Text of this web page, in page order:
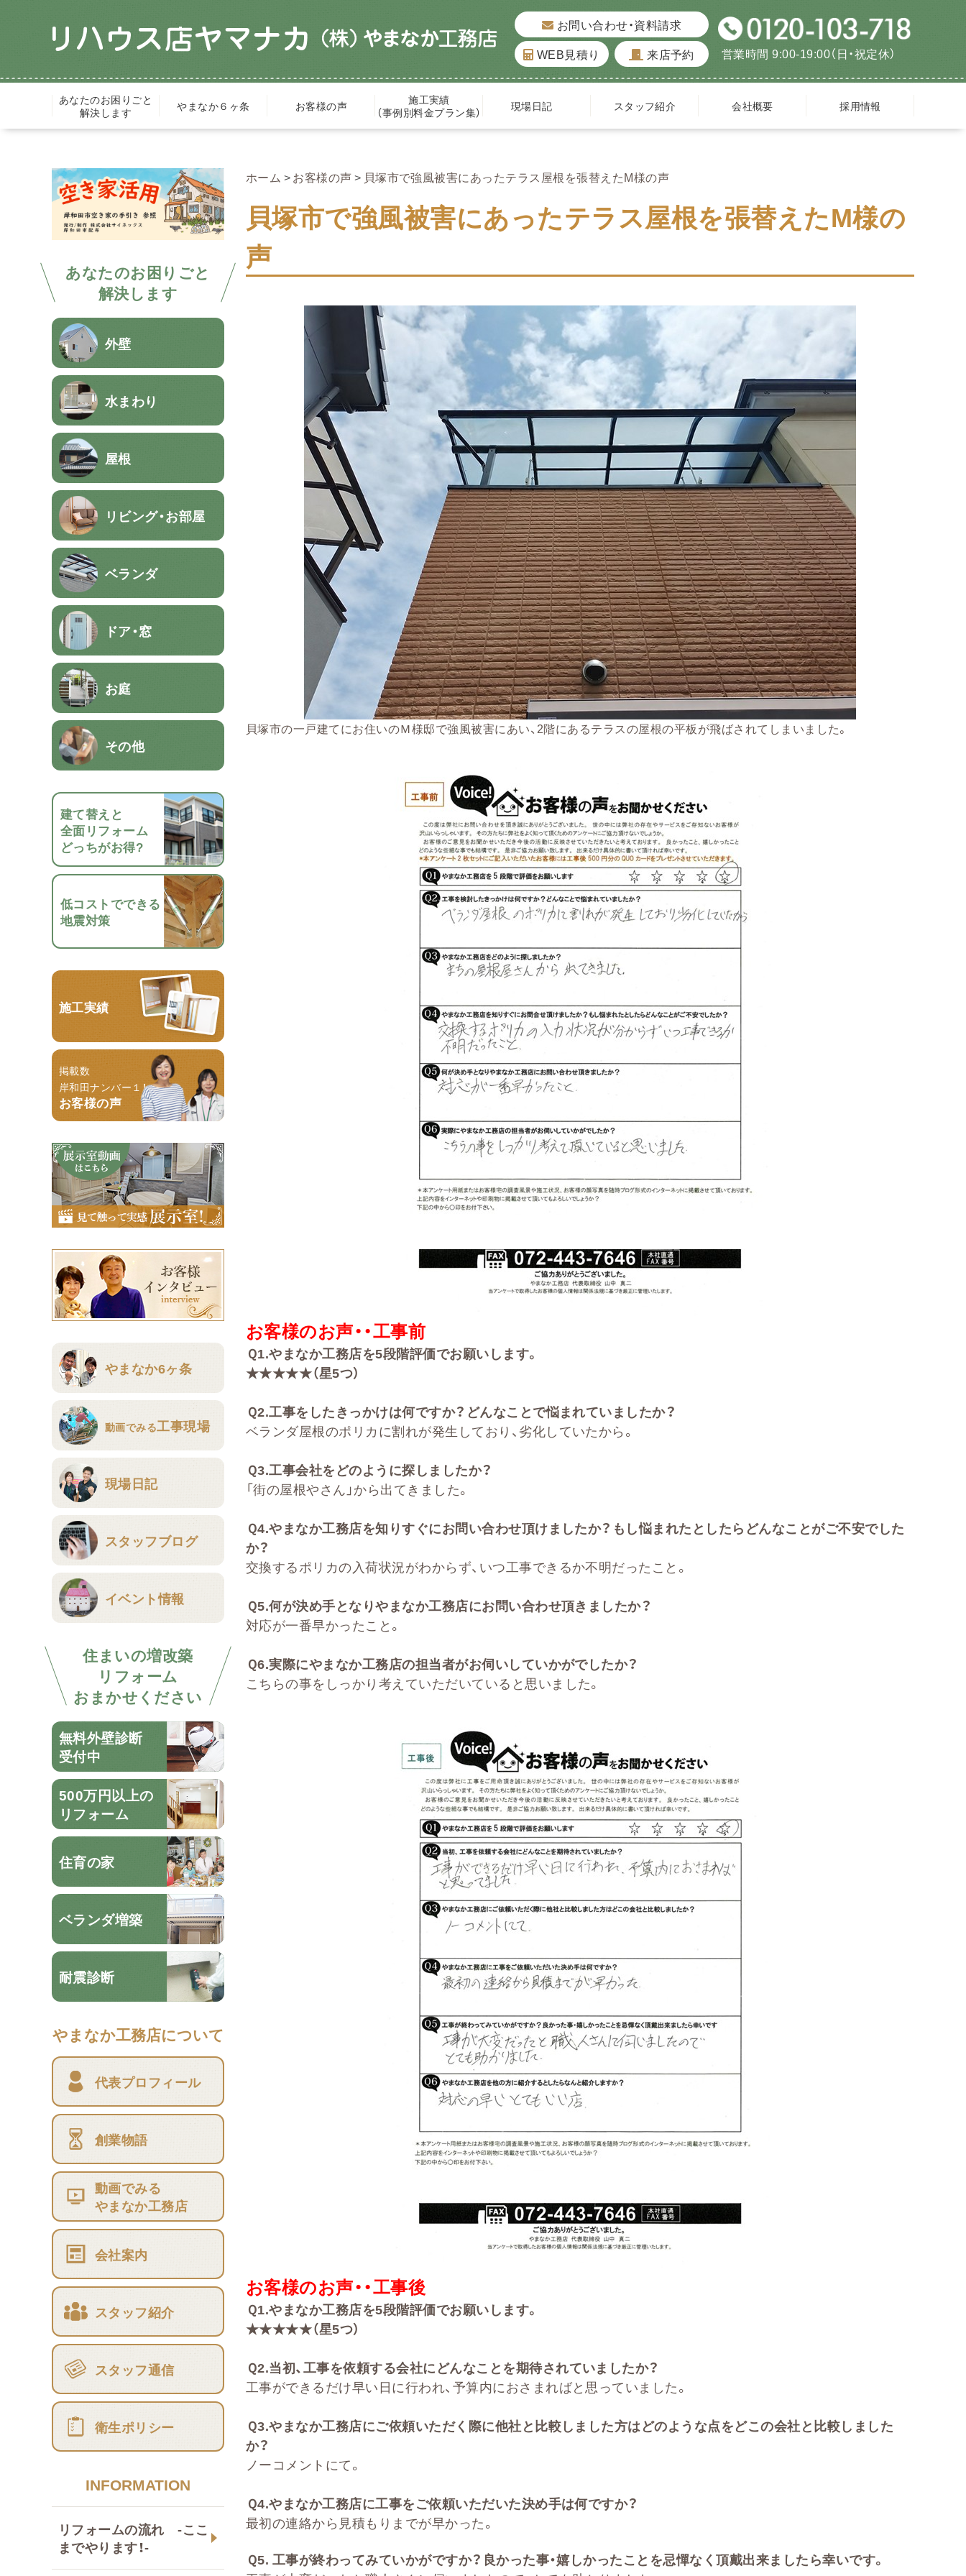
お問い合わせ・資料請求
WEB見積り
来店予約 営業時間 9:00-19:00（日・祝定休）
あなたのお困りごと
解決します
やまなか６ヶ条 お客様の声
施工実績
（事例別料金プラン集）
現場日記 スタッフ紹介 会社概要 採用情報
あなたのお困りごと
解決します
外壁
水まわり
屋根
リビング・お部屋
ベランダ
ドア・窓
お庭
その他
建て替えと
全面リフォーム
どっちがお得?
低コストでできる
地震対策
施工実績
掲載数
岸和田ナンバー１！
お客様の声
やまなか6ヶ条
動画でみる工事現場
現場日記
スタッフブログ
イベント情報
住まいの増改築
リフォーム
おまかせください
無料外壁診断
受付中
500万円以上の
リフォーム
住育の家
ベランダ増築
耐震診断
やまなか工務店について
代表プロフィール
創業物語
動画でみる
やまなか工務店
会社案内
スタッフ紹介
スタッフ通信
衛生ポリシー
INFORMATION
リフォームの流れ -ここ
までやります！-
ホーム お客様の声 貝塚市で強風被害にあったテラス屋根を張替えたM様の声
貝塚市で強風被害にあったテラス屋根を張替えたM様の
声
貝塚市の一戸建てにお住いのＭ様邸で強風被害にあい、2階にあるテラスの屋根の平板が飛ばされてしまいました。
お客様のお声・・工事前
Ｑ1.やまなか工務店を5段階評価でお願いします。
★★★★★（星5つ）
Ｑ2.工事をしたきっかけは何ですか？どんなことで悩まれていましたか？
ベランダ屋根のポリカに割れが発生しており、劣化していたから。
Ｑ3.工事会社をどのように探しましたか？
「街の屋根やさん」から出てきました。
Ｑ4.やまなか工務店を知りすぐにお問い合わせ頂けましたか？もし悩まれたとしたらどんなことがご不安でした
か？
交換するポリカの入荷状況がわからず、いつ工事できるか不明だったこと。
Ｑ5.何が決め手となりやまなか工務店にお問い合わせ頂きましたか？
対応が一番早かったこと。
Ｑ6.実際にやまなか工務店の担当者がお伺いしていかがでしたか？
こちらの事をしっかり考えていただいていると思いました。
お客様のお声・・工事後
Ｑ1.やまなか工務店を5段階評価でお願いします。
★★★★★（星5つ）
Ｑ2.当初、工事を依頼する会社にどんなことを期待されていましたか？
工事ができるだけ早い日に行われ、予算内におさまればと思っていました。
Ｑ3.やまなか工務店にご依頼いただく際に他社と比較しました方はどのような点をどこの会社と比較しました
か？
ノーコメントにて。
Ｑ4.やまなか工務店に工事をご依頼いただいた決め手は何ですか？
最初の連絡から見積もりまでが早かった。
Ｑ5. 工事が終わってみていかがですか？良かった事・嬉しかったことを忌憚なく頂戴出来ましたら幸いです。